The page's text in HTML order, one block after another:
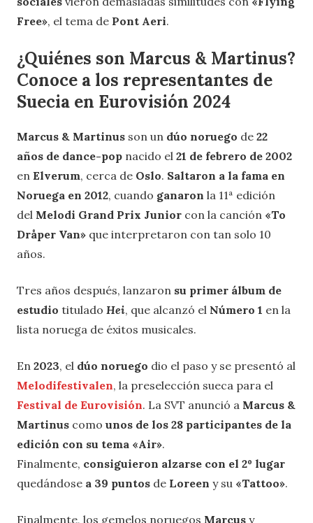
Free», el tema de Pont Aeri.
¿Quiénes son Marcus & Martinus?
Conoce a los representantes de
Suecia en Eurovisión 2024
Marcus & Martinus son un dúo noruego de 22
años de dance-pop nacido el 21 de febrero de 2002
en Elverum, cerca de Oslo. Saltaron a la fama en
Noruega en 2012, cuando ganaron la 11ª edición
del Melodi Grand Prix Junior con la canción «To
Dråper Van» que interpretaron con tan solo 10
años.
Tres años después, lanzaron su primer álbum de
estudio titulado Hei, que alcanzó el Número 1 en la
lista noruega de éxitos musicales.
En 2023, el dúo noruego dio el paso y se presentó al
Melodifestivalen, la preselección sueca para el
Festival de Eurovisión. La SVT anunció a Marcus &
Martinus como unos de los 28 participantes de la
edición con su tema «Air».
Finalmente, consiguieron alzarse con el 2º lugar
quedándose a 39 puntos de Loreen y su «Tattoo».
Finalmente, los gemelos noruegos Marcus y